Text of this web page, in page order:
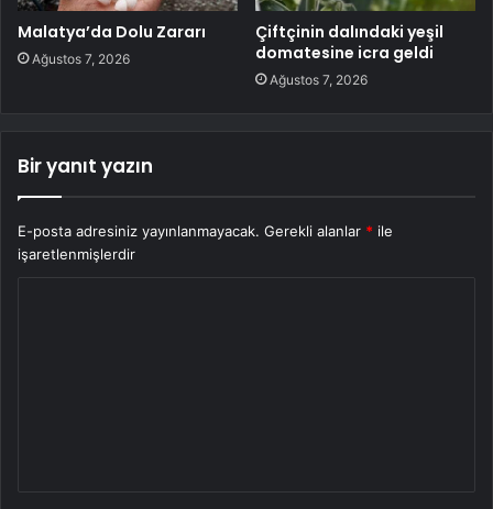
Malatya’da Dolu Zararı
Ağustos 7, 2026
Çiftçinin dalındaki yeşil
domatesine icra geldi
Ağustos 7, 2026
Bir yanıt yazın
E-posta adresiniz yayınlanmayacak. Gerekli alanlar * ile
işaretlenmişlerdir